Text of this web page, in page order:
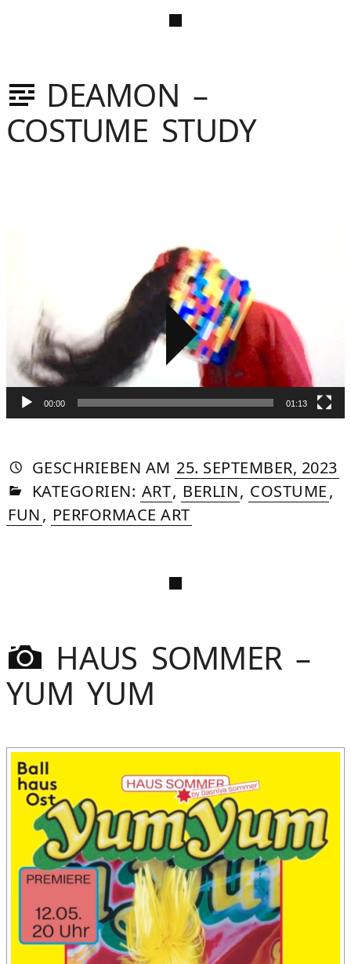
DEAMON –
COSTUME STUDY
00:00 01:13
GESCHRIEBEN VON
AUTORIN
DASNIYA
SOMMER
AM 25. SEPTEMBER, 2023»
IN
KATEGORIEN: ART, BERLIN, COSTUME,
FUN, PERFORMACE ART
HAUS SOMMER –
YUM YUM